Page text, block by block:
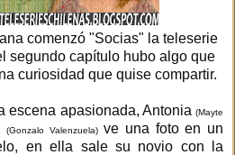
comenzó "Socias" la teleserie
segundo capítulo hubo algo que
curiosidad que quise compartir.
escena apasionada, Antonia (Mayte
(Gonzalo Valenzuela)ve una foto en un
en ella sale su novio con la